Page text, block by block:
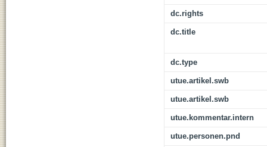
dc.rights
dc.title
dc.type
utue.artikel.swb
utue.artikel.swb
utue.kommentar.intern
utue.personen.pnd